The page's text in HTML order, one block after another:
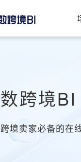
数跨境BI
跨境卖家必备的在